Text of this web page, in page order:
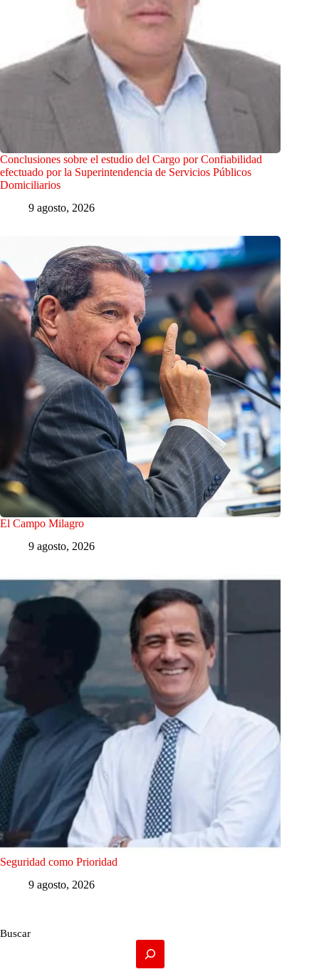
Conclusiones sobre el estudio del Cargo por Confiabilidad
efectuado por la Superintendencia de Servicios Públicos
Domiciliarios
9 agosto, 2026
El Campo Milagro
9 agosto, 2026
Seguridad como Prioridad
9 agosto, 2026
Buscar